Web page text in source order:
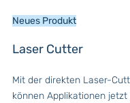
Neues Produkt
Laser Cutter
Mit der direkten Laser-
können Applikationen